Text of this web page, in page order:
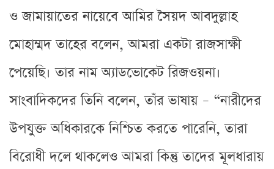
ও জামায়াতের নায়েবে আমির সৈয়দ আবদুল্লাহ
মোহাম্মদ তাহের বলেন, আমরা একটা রাজসাক্ষী
পেয়েছি। তার নাম অ্যাডভোকেট রিজওয়না।
সাংবাদিকদের তিনি বলেন, তাঁর ভাষায় – “নারীদের
উপযুক্ত অধিকারকে নিশ্চিত করতে পারেনি, তারা
বিরোধী দলে থাকলেও আমরা কিন্তু তাদের মূলধারায়